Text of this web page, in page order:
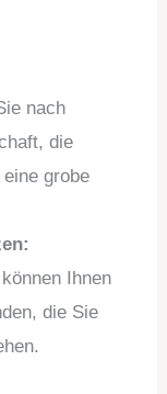
nach
die
grobe
Ihnen
die Sie